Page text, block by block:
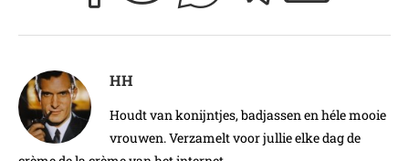
HH
Houdt van konijntjes, badjassen en héle mooie
vrouwen. Verzamelt voor jullie elke dag de